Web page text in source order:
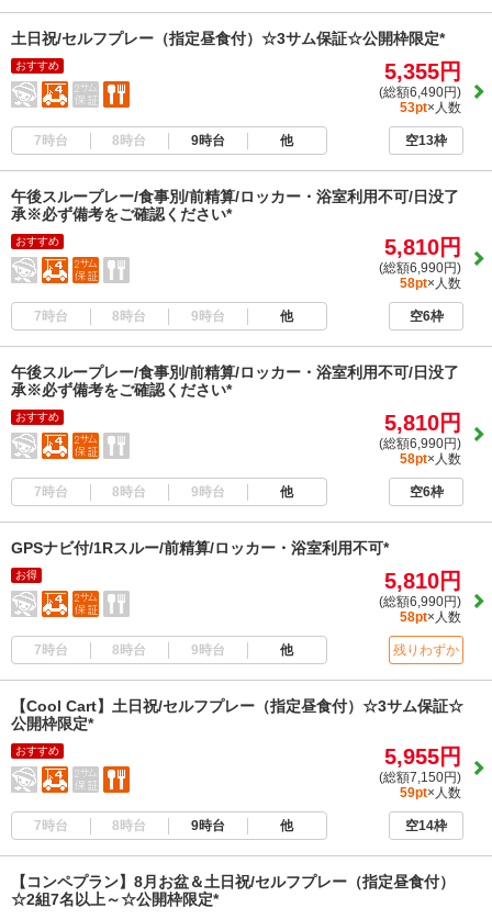
土日祝/セルフプレー（指定昼食付）☆3サム保証☆公開枠限定*
おすすめ 5,355円
(総額6,490円)
53pt×人数
7時台 8時台 9時台 他 空13枠
午後スループレー/食事別/前精算/ロッカー・浴室利用不可/日没了
承※必ず備考をご確認ください*
おすすめ 5,810円
(総額6,990円)
58pt×人数
7時台 8時台 9時台 他 空6枠
午後スループレー/食事別/前精算/ロッカー・浴室利用不可/日没了
承※必ず備考をご確認ください*
おすすめ 5,810円
(総額6,990円)
58pt×人数
7時台 8時台 9時台 他 空6枠
GPSナビ付/1Rスルー/前精算/ロッカー・浴室利用不可*
お得 5,810円
(総額6,990円)
58pt×人数
7時台 8時台 9時台 他 残りわずか
【Cool Cart】土日祝/セルフプレー（指定昼食付）☆3サム保証☆
公開枠限定*
おすすめ 5,955円
(総額7,150円)
59pt×人数
7時台 8時台 9時台 他 空14枠
【コンペプラン】8月お盆＆土日祝/セルフプレー（指定昼食付）
☆2組7名以上～☆公開枠限定*